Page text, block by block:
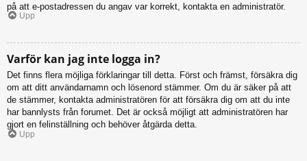
på att e-postadressen du angav var korrekt, kontakta en administratör.
Upp
Varför kan jag inte logga in?
Det finns flera möjliga förklaringar till detta. Först och främst, försäkra dig
om att ditt användarnamn och lösenord stämmer. Om du är säker på att
de stämmer, kontakta administratören för att försäkra dig om att du inte
har bannlysts från forumet. Det är också möjligt att administratören har
gjort en felinställning och behöver åtgärda detta.
Upp